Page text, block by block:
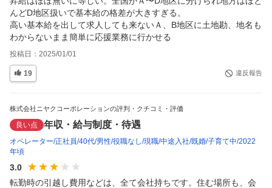
んどD地区扱いで基本給の格差が大きすぎる。
高い基本給を出して求人しても来ないＡ、B地区に土地勘、地名も
わからないまま簡単に応援業務に行かせる
投稿日： 2025/01/01
19 違反報告
株式会社ニヤクコーポレーションの評判・クチコミ・評価
良い点 年収・給与制度・待遇
オペレーター 正社員 40代 男性 役職なし 現職 中途入社 既婚 子育て中 2022
年頃
3.0
転勤時の引越し費用などは、全て会社持ちです。住む場所も、会